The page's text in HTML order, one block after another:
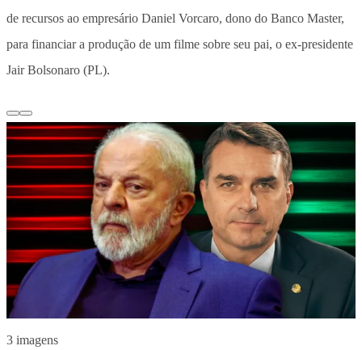
de recursos ao empresário Daniel Vorcaro, dono do Banco Master,
para financiar a produção de um filme sobre seu pai, o ex-presidente
Jair Bolsonaro (PL).
3 imagens